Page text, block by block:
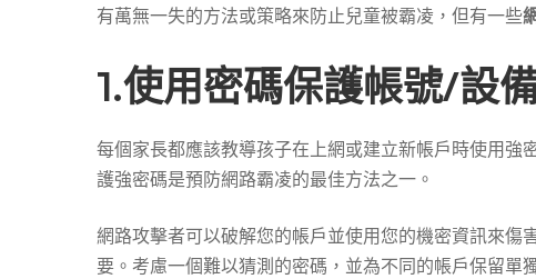
有萬無一失的方法或策略來防止兒童被霸凌，但有一些
1.使用密碼保護帳號/設
每個家長都應該教導孩子在上網或建立新帳戶時使用
護強密碼是預防網路霸凌的最佳方法之一。
網路攻擊者可以破解您的帳戶並使用您的機密資訊來傷
要。考慮一個難以猜測的密碼，並為不同的帳戶保留單